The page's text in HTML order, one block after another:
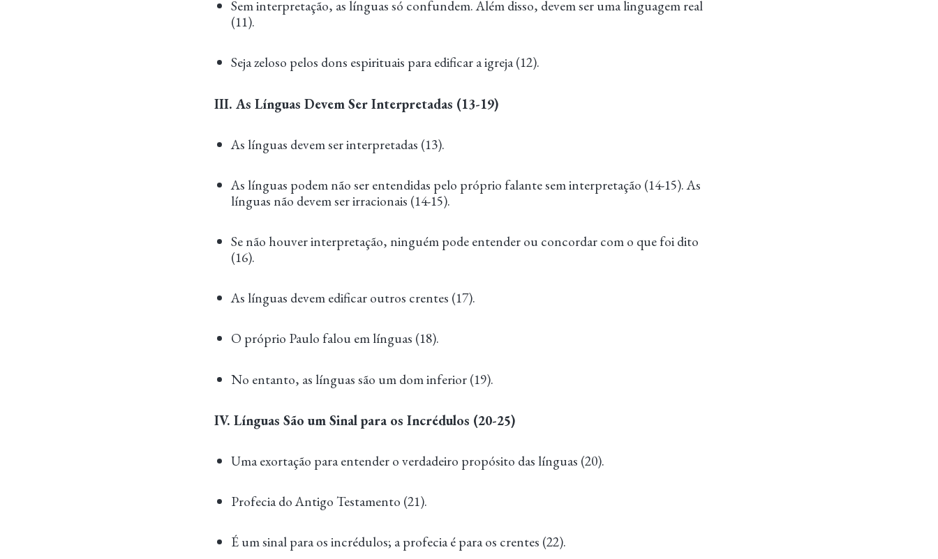
Sem interpretação, as línguas só confundem. Além disso, devem ser uma linguagem real
(11).
Seja zeloso pelos dons espirituais para edificar a igreja (12).
III. As Línguas Devem Ser Interpretadas (13-19)
As línguas devem ser interpretadas (13).
As línguas podem não ser entendidas pelo próprio falante sem interpretação (14-15). As
línguas não devem ser irracionais (14-15).
Se não houver interpretação, ninguém pode entender ou concordar com o que foi dito
(16).
As línguas devem edificar outros crentes (17).
O próprio Paulo falou em línguas (18).
No entanto, as línguas são um dom inferior (19).
IV. Línguas São um Sinal para os Incrédulos (20-25)
Uma exortação para entender o verdadeiro propósito das línguas (20).
Profecia do Antigo Testamento (21).
É um sinal para os incrédulos; a profecia é para os crentes (22).